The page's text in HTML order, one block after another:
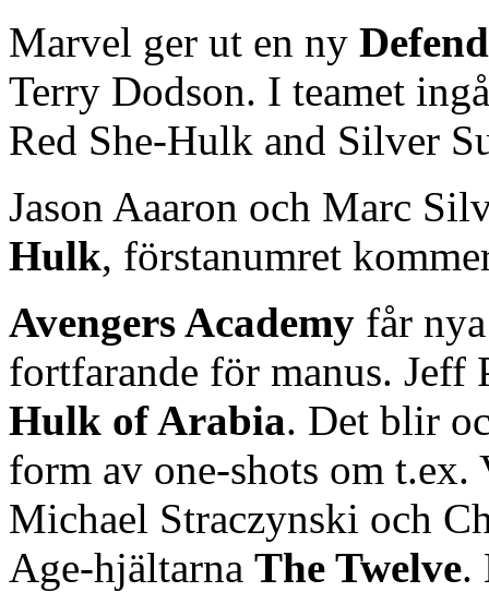
Marvel ger ut en ny
Terry Dodson. I teamet
Red She-Hulk and Silver
Jason Aaaron och Marc
Hulk, förstanumret
Avengers Academy får
fortfarande för manus. Jeff
Hulk of Arabia. Det blir
form av one-shots om
Michael Straczynski och
Age-hjältarna The Twelve.